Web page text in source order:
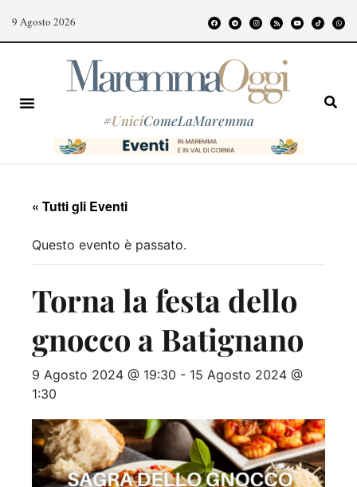
9 Agosto 2026
#UniciComeLaMaremma
« Tutti gli Eventi
Questo evento è passato.
Torna la festa dello
gnocco a Batignano
9 Agosto 2024 @ 19:30 - 15 Agosto 2024 @
1:30